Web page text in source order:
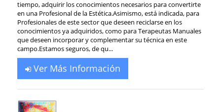
tiempo, adquirir los conocimientos necesarios para convertirte
en una Profesional de la Estética.Asimismo, está indicada, para
Profesionales de este sector que deseen reciclarse en los
conocimientos ya adquiridos, como para Terapeutas Manuales
que deseen incorporar y complementar su técnica en este
campo.Estamos seguros, de qu...
Ver Más Información